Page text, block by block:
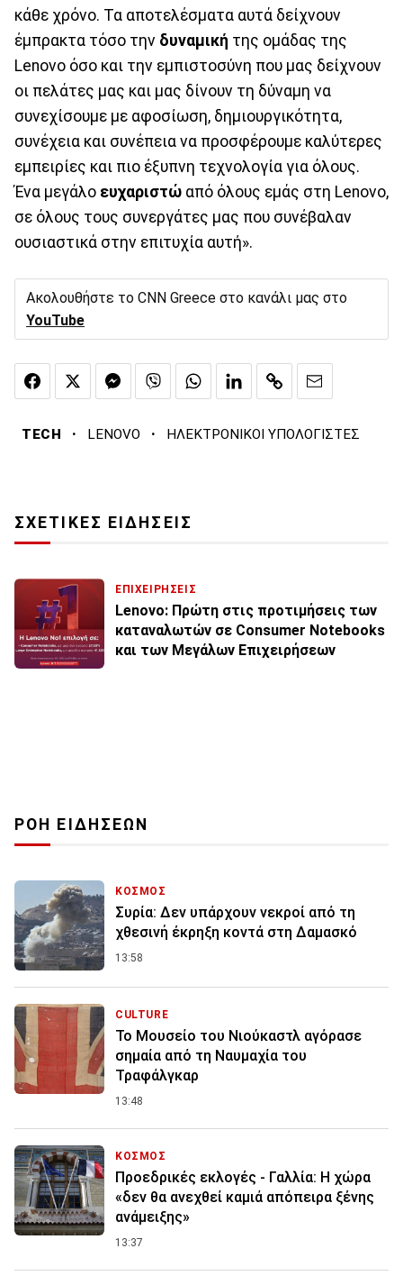
κάθε χρόνο. Τα αποτελέσματα αυτά δείχνουν
έμπρακτα τόσο την δυναμική της ομάδας της
Lenovo όσο και την εμπιστοσύνη που μας δείχνουν
οι πελάτες μας και μας δίνουν τη δύναμη να
συνεχίσουμε με αφοσίωση, δημιουργικότητα,
συνέχεια και συνέπεια να προσφέρουμε καλύτερες
εμπειρίες και πιο έξυπνη τεχνολογία για όλους.
Ένα μεγάλο ευχαριστώ από όλους εμάς στη Lenovo,
σε όλους τους συνεργάτες μας που συνέβαλαν
ουσιαστικά στην επιτυχία αυτή».
Ακολουθήστε το CNN Greece στο κανάλι μας στο
YouTube
TECH · LENOVO · ΗΛΕΚΤΡΟΝΙΚΟΙ ΥΠΟΛΟΓΙΣΤΕΣ
ΣΧΕΤΙΚΕΣ ΕΙΔΗΣΕΙΣ
ΕΠΙΧΕΙΡΗΣΕΙΣ
Lenovo: Πρώτη στις προτιμήσεις των
καταναλωτών σε Consumer Notebooks
και των Μεγάλων Επιχειρήσεων
ΡΟΗ ΕΙΔΗΣΕΩΝ
ΚΟΣΜΟΣ
Συρία: Δεν υπάρχουν νεκροί από τη
χθεσινή έκρηξη κοντά στη Δαμασκό
13:58
CULTURE
Το Μουσείο του Νιούκαστλ αγόρασε
σημαία από τη Ναυμαχία του
Τραφάλγκαρ
13:48
ΚΟΣΜΟΣ
Προεδρικές εκλογές - Γαλλία: Η χώρα
«δεν θα ανεχθεί καμιά απόπειρα ξένης
ανάμειξης»
13:37